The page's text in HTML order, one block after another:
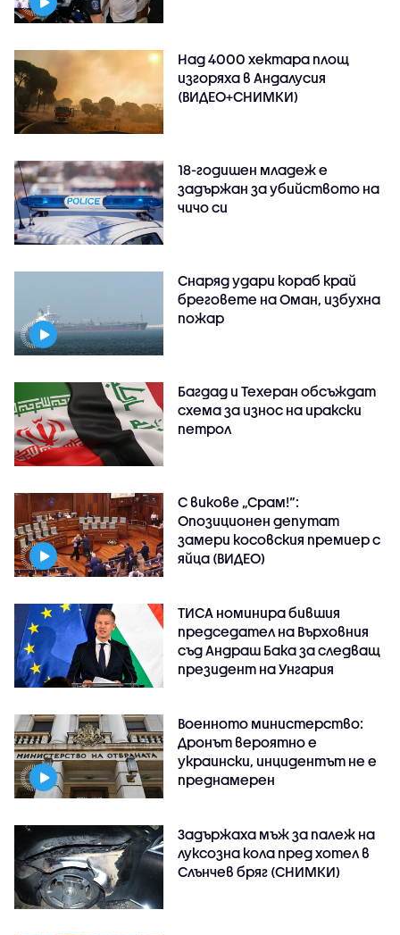
Над 4000 хектара площ
изгоряха в Андалусия
(ВИДЕО+СНИМКИ)
18-годишен младеж е
задържан за убийството на
чичо си
Снаряд удари кораб край
бреговете на Оман, избухна
пожар
Багдад и Техеран обсъждат
схема за износ на иракски
петрол
С викове „Срам!“:
Опозиционен депутат
замери косовския премиер с
яйца (ВИДЕО)
ТИСА номинира бившия
председател на Върховния
съд Андраш Бака за следващ
президент на Унгария
Военното министерство:
Дронът вероятно е
украински, инцидентът не е
преднамерен
Задържаха мъж за палеж на
луксозна кола пред хотел в
Слънчев бряг (СНИМКИ)